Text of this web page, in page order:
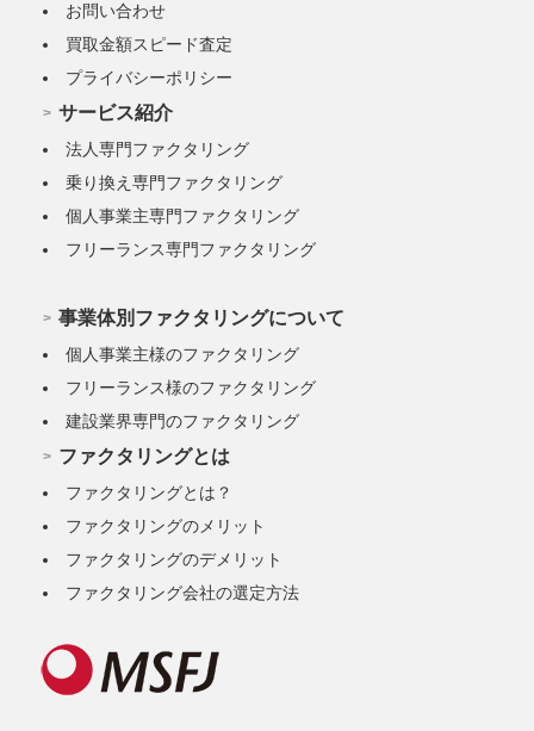
お問い合わせ
買取金額スピード査定
プライバシーポリシー
サービス紹介
法人専門ファクタリング
乗り換え専門ファクタリング
個人事業主専門ファクタリング
フリーランス専門ファクタリング
事業体別ファクタリングについて
個人事業主様のファクタリング
フリーランス様のファクタリング
建設業界専門のファクタリング
ファクタリングとは
ファクタリングとは？
ファクタリングのメリット
ファクタリングのデメリット
ファクタリング会社の選定方法